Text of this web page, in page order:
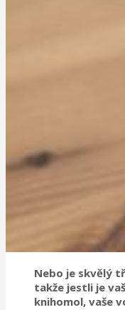
Nebo je skvělý
takže jestli je
knihomol, vaše